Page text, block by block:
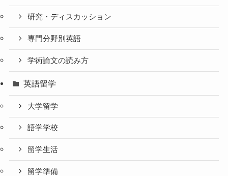
研究・ディスカッション
専門分野別英語
学術論文の読み方
英語留学
大学留学
語学学校
留学生活
留学準備